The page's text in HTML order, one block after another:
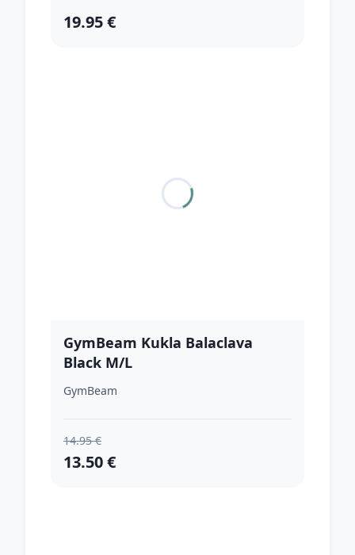
19.95 €
GymBeam Kukla Balaclava
Black M/L
GymBeam
14.95 €
13.50 €